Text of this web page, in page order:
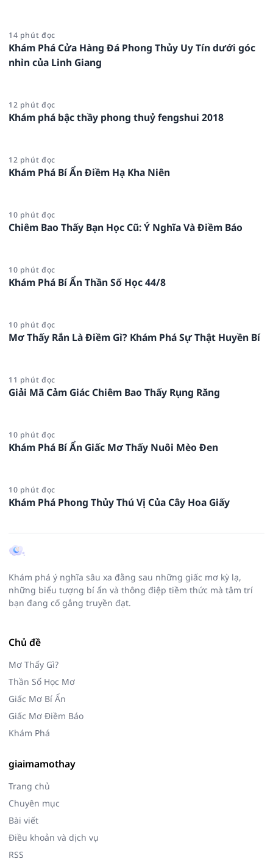
14 phút đọc
Khám Phá Cửa Hàng Đá Phong Thủy Uy Tín dưới góc
nhìn của Linh Giang
12 phút đọc
Khám phá bậc thầy phong thuỷ fengshui 2018
12 phút đọc
Khám Phá Bí Ẩn Điềm Hạ Kha Niên
10 phút đọc
Chiêm Bao Thấy Bạn Học Cũ: Ý Nghĩa Và Điềm Báo
10 phút đọc
Khám Phá Bí Ẩn Thần Số Học 44/8
10 phút đọc
Mơ Thấy Rắn Là Điềm Gì? Khám Phá Sự Thật Huyền Bí
11 phút đọc
Giải Mã Cảm Giác Chiêm Bao Thấy Rụng Răng
10 phút đọc
Khám Phá Bí Ẩn Giấc Mơ Thấy Nuôi Mèo Đen
10 phút đọc
Khám Phá Phong Thủy Thú Vị Của Cây Hoa Giấy
Khám phá ý nghĩa sâu xa đằng sau những giấc mơ kỳ lạ,
những biểu tượng bí ẩn và thông điệp tiềm thức mà tâm trí
bạn đang cố gắng truyền đạt.
Chủ đề
Mơ Thấy Gì?
Thần Số Học Mơ
Giấc Mơ Bí Ẩn
Giấc Mơ Điềm Báo
Khám Phá
giaimamothay
Trang chủ
Chuyên mục
Bài viết
Điều khoản và dịch vụ
RSS